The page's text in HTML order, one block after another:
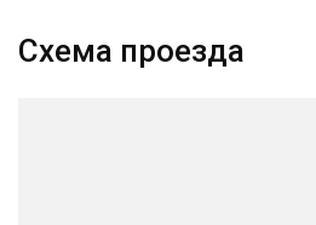
Схема проезда